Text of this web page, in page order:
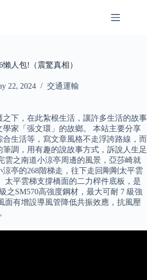
人包!（震驚真相）
22, 2024 交通運輸
下，在此紮根生活，讓許多生活的故事
家「張文環」的故鄉。 本站主要分享
生活等，寫文章風格不走浮誇路線，而
筆調，用有趣的說故事方式，訴說人生足
雲之南道小涼亭周邊的風景，亞莎崎就
亭的268階梯走，往下走回剛剛太平雲
太平雲梯支撐橋面的二力桿件底板，是
之SM570高強度鋼材，最大可耐 7 級強
面有增設導風管降低共振效應，抗風壓